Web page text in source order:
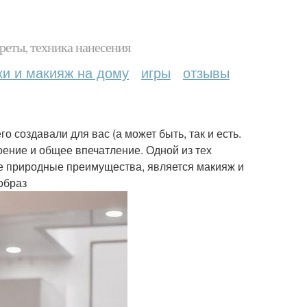
техника нанесения
и макияж на дому игры отзывы
создавали для вас (а может быть, так и есть.
и общее впечатление. Одной из тех
природные преимущества, является макияж и